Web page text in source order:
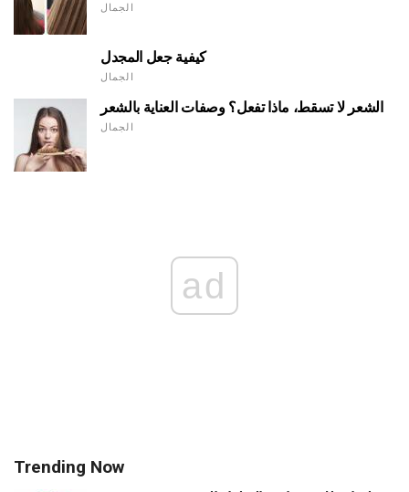
الجمال
كيفية جعل المجدل
الجمال
الشعر لا تسقط، ماذا تفعل؟ وصفات العناية بالشعر
الجمال
ad
Trending Now